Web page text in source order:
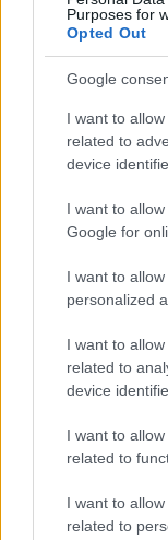
Purposes for
Opted Out
Google
I want to
related to
device
I want to
Google for
I want to
personalized
I want to
related to
device
I want to
related to
I want to
related to
I
I